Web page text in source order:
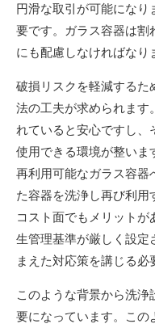
円滑な取引が可能にな
要です。ガラス容器は割
にも配慮しなければなり
破損リスクを軽減するた
法の工夫が求められます
れていると安心ですし、
使用できる環境が整いま
再利用可能なガラス容器
た容器を洗浄し再び利用
コスト面でもメリット
生管理基準が厳しく設定
まえた対応策を講じる必
このような背景から洗
要になっています。この